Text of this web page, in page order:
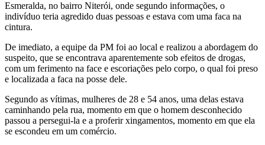
Esmeralda, no bairro Niterói, onde segundo informações, o
indivíduo teria agredido duas pessoas e estava com uma faca na
cintura.
De imediato, a equipe da PM foi ao local e realizou a abordagem do
suspeito, que se encontrava aparentemente sob efeitos de drogas,
com um ferimento na face e escoriações pelo corpo, o qual foi preso
e localizada a faca na posse dele.
Segundo as vítimas, mulheres de 28 e 54 anos, uma delas estava
caminhando pela rua, momento em que o homem desconhecido
passou a persegui-la e a proferir xingamentos, momento em que ela
se escondeu em um comércio.